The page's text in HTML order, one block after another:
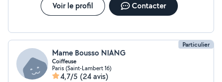
Voir le profil Contacter
Particulier
Mame Bousso NIANG
Coiffeuse
Paris (Saint-Lambert 16)
4,7/5 (24 avis)